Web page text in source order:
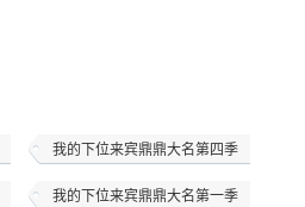
我的下位来宾鼎鼎大名第四季
我的下位来宾鼎鼎大名第一季